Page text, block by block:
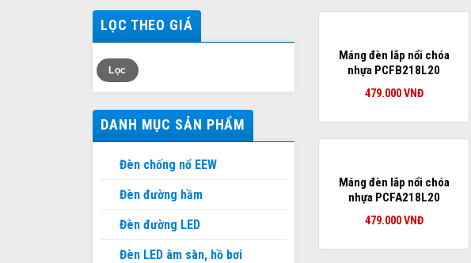
LỌC THEO GIÁ
Giá
thấp
nhất
Giá
cao
nhất
Lọc
DANH MỤC SẢN PHẨM
Đèn chống nổ EEW
Đèn đường hầm
Đèn đường LED
Đèn LED âm sàn, hồ bơi
Máng đèn lắp nổi chóa
nhựa PCFB218L20
479.000VNĐ
Máng đèn lắp nổi chóa
nhựa PCFA218L20
479.000VNĐ